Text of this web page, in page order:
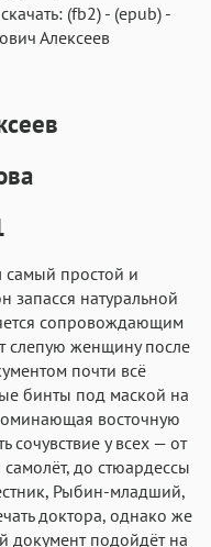
Аа
Аа
Аа
Аа Аа
(fb2) - (epub) -
Алексеев
самый простой и
натуральной
сопровождающим
слепую женщину после
почти всё
бинты под маской на
восточную
у всех — от
до стюардессы
Рыбин-младший,
доктора, однако же
документ подойдёт на